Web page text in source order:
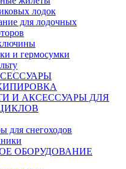
лодок
для лодочных
и гермосумки
И АКСЕССУАРЫ ДЛЯ
для снегоходов
ОБОРУДОВАНИЕ